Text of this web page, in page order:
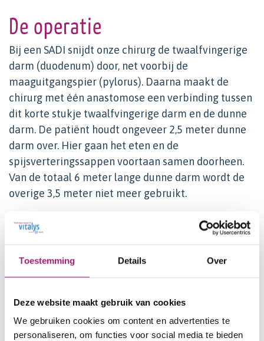
Toestemming Details Over
Deze website maakt gebruik van cookies
We gebruiken cookies om content en advertenties te
personaliseren, om functies voor social media te bieden
De operatie
Bij een SADI snijdt onze chirurg de twaalfvingerige
darm (duodenum) door, net voorbij de
maaguitgangspier (pylorus). Daarna maakt de
chirurg met één anastomose een verbinding tussen
dit korte stukje twaalfvingerige darm en de dunne
darm. De patiënt houdt ongeveer 2,5 meter dunne
darm over. Hier gaan het eten en de
spijsverteringssappen voortaan samen doorheen.
Van de totaal 6 meter lange dunne darm wordt de
overige 3,5 meter niet meer gebruikt.
Verwijzing naar Vitalys
Voldoet jouw patiënt volgens jou aan de
kun je je patiënt via ZorgDomein
aanmelden bij Vitalys.